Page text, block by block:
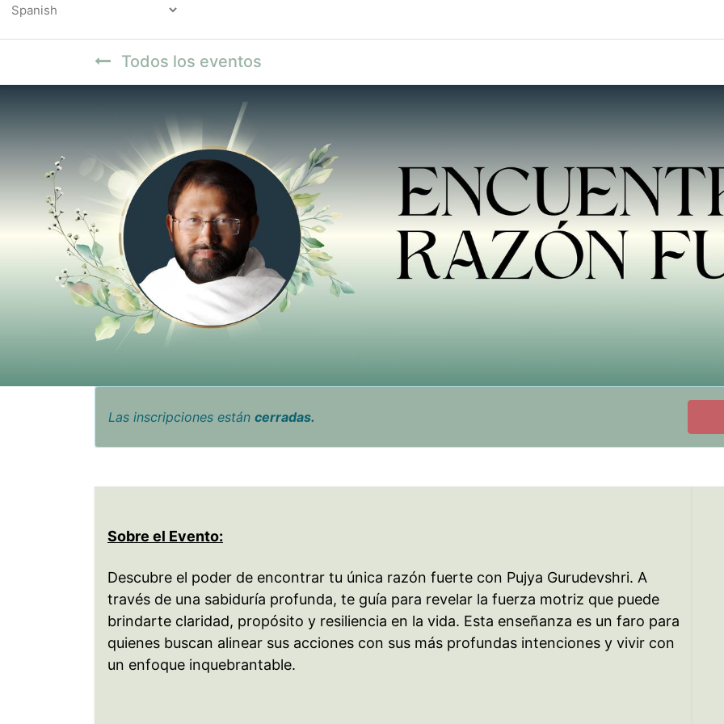
Todos los eventos
Las inscripciones están cerradas.
Sobre el Evento:
Descubre el poder de encontrar tu única razón fuerte con Pujya Gurudevshri. A
través de una sabiduría profunda, te guía para revelar la fuerza motriz que puede
brindarte claridad, propósito y resiliencia en la vida. Esta enseñanza es un faro para
quienes buscan alinear sus acciones con sus más profundas intenciones y vivir con
un enfoque inquebrantable.